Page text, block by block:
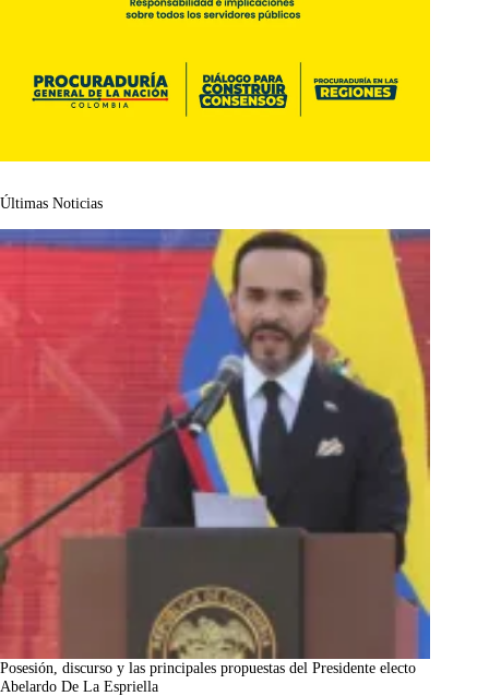
Últimas Noticias
Posesión, discurso y las principales propuestas del Presidente electo
Abelardo De La Espriella